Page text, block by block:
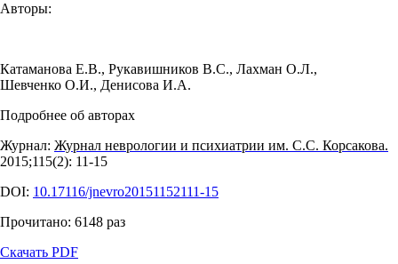
Авторы:
Катаманова Е.В., Рукавишников В.С., Лахман О.Л.,
Шевченко О.И., Денисова И.А.
Подробнее об авторах
Журнал: Журнал неврологии и психиатрии им. С.С. Корсакова.
2015;115(2): 11‑15
DOI: 10.17116/jnevro20151152111-15
Прочитано: 6148 раз
Скачать PDF